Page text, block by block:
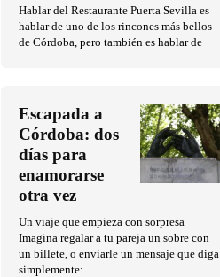
Hablar del Restaurante Puerta Sevilla es
hablar de uno de los rincones más bellos
de Córdoba, pero también es hablar de
Escapada a
Córdoba: dos
días para
enamorarse
otra vez
Un viaje que empieza con sorpresa
Imagina regalar a tu pareja un sobre con
un billete, o enviarle un mensaje que diga
simplemente: